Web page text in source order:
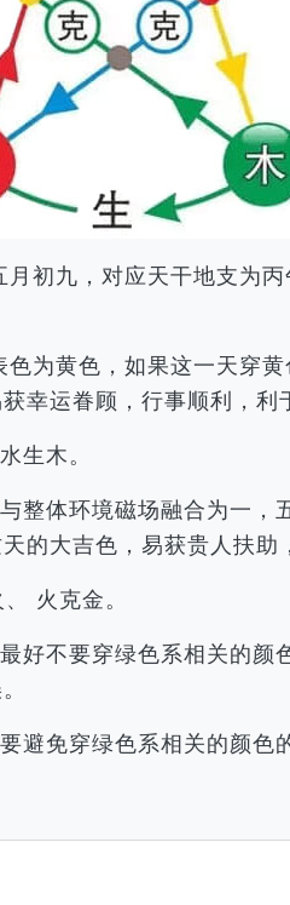
初九，对应天干地支为
为黄色，如果这一天穿
幸运眷顾，行事顺利，利
生木。
整体环境磁场融合为一
的大吉色，易获贵人扶助
火克金。
好不要穿绿色系相关的
避免穿绿色系相关的颜